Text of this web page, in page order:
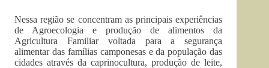
Nessa região se concentram as principais experiências
de Agroecologia e produção de alimentos da
Agricultura Familiar voltada para a segurança
alimentar das famílias camponesas e da população das
cidades através da caprinocultura, produção de leite,